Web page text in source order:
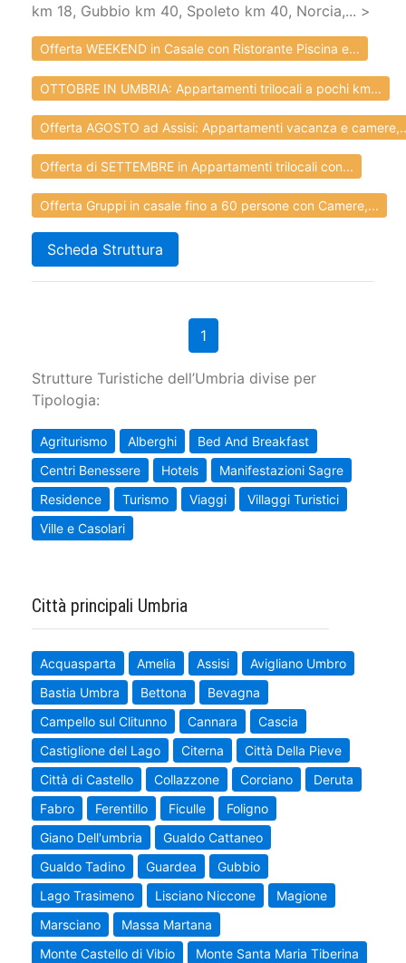
km 18, Gubbio km 40, Spoleto km 40, Norcia,... >
Offerta WEEKEND in Casale con Ristorante Piscina e...
OTTOBRE IN UMBRIA: Appartamenti trilocali a pochi km...
Offerta AGOSTO ad Assisi: Appartamenti vacanza e
Offerta di SETTEMBRE in Appartamenti trilocali con...
Offerta Gruppi in casale fino a 60 persone con Camere,...
Scheda Struttura
1
Strutture Turistiche dell’Umbria divise per
Tipologia:
Agriturismo Alberghi
Bed And Breakfast
Centri Benessere
Hotels
Manifestazioni Sagre
Residence
Turismo Viaggi
Villaggi Turistici
Ville e Casolari
Città principali Umbria
Acquasparta Amelia Assisi
Avigliano Umbro
Bastia Umbra
Bettona
Bevagna
Campello sul Clitunno
Cannara
Cascia
Castiglione del Lago
Citerna
Città Della Pieve
Città di Castello
Collazzone Corciano
Deruta
Fabro
Ferentillo Ficulle
Foligno
Giano Dell'umbria
Gualdo Cattaneo
Gualdo Tadino
Guardea
Gubbio
Lago Trasimeno
Lisciano Niccone
Magione
Marsciano
Massa Martana
Monte Castello di Vibio
Monte Santa Maria Tiberina